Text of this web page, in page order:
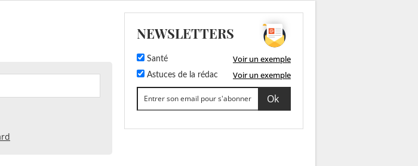
NEWSLETTERS
Santé Voir un exemple
Astuces de la rédac Voir un exemple